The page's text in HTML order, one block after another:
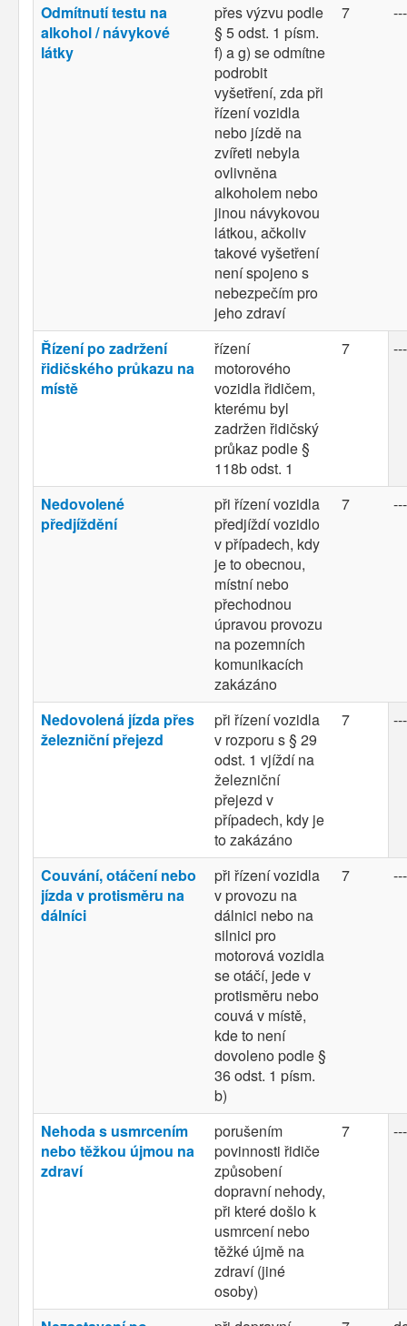
Odmítnutí testu na
alkohol / návykové
látky
přes výzvu podle
§ 5 odst. 1 písm.
f) a g) se odmítne
podrobit
vyšetření, zda při
řízení vozidla
nebo jízdě na
zvířeti nebyla
ovlivněna
alkoholem nebo
jinou návykovou
látkou, ačkoliv
takové vyšetření
není spojeno s
nebezpečím pro
jeho zdraví
7 ---
Řízení po zadržení
řidičského průkazu na
místě
řízení
motorového
vozidla řidičem,
kterému byl
zadržen řidičský
průkaz podle §
118b odst. 1
7 ---
Nedovolené
předjíždění
při řízení vozidla
předjíždí vozidlo
v případech, kdy
je to obecnou,
místní nebo
přechodnou
úpravou provozu
na pozemních
komunikacích
zakázáno
7 ---
Nedovolená jízda přes
železniční přejezd
při řízení vozidla
v rozporu s § 29
odst. 1 vjíždí na
železniční
přejezd v
případech, kdy je
to zakázáno
7 ---
Couvání, otáčení nebo
jízda v protisměru na
dálníci
při řízení vozidla
v provozu na
dálnici nebo na
silnici pro
motorová vozidla
se otáčí, jede v
protisměru nebo
couvá v místě,
kde to není
dovoleno podle §
36 odst. 1 písm.
b)
7 ---
Nehoda s usmrcením
nebo těžkou újmou na
zdraví
porušením
povinnosti řidiče
způsobení
dopravní nehody,
při které došlo k
usmrcení nebo
těžké újmě na
zdraví (jiné
osoby)
7 ---